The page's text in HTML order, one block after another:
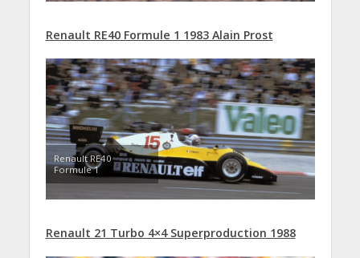
Renault RE40 Formule 1 1983 Alain Prost
Renault RE40
Formule 1
Renault 21 Turbo 4×4 Superproduction 1988